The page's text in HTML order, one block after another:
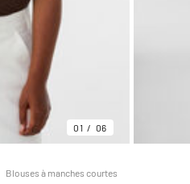
01 06
Blouses à manches courtes